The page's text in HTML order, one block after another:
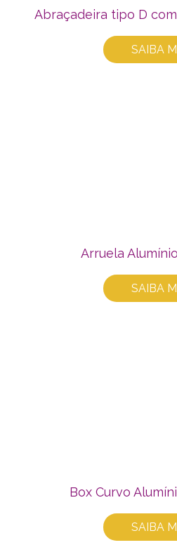
Abraçadeira tipo D
SAIBA
Arruela
SAIBA
Box Curvo
SAIBA